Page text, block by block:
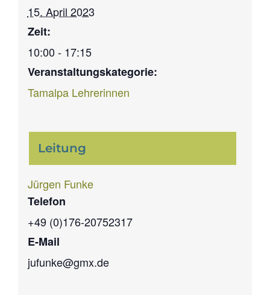
15. April 2023
Zeit:
10:00 - 17:15
Veranstaltungskategorie:
Tamalpa Lehrerinnen
Jürgen Funke
Telefon
+49 (0)176-20752317
E-Mail
jufunke@gmx.de